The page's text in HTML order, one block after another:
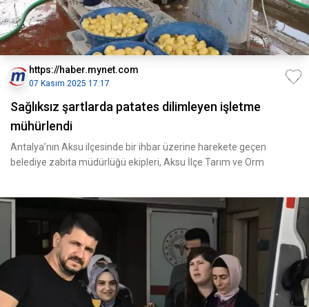
https://haber.mynet.com
07 Kasım 2025 17:17
Sağlıksız şartlarda patates dilimleyen işletme
mühürlendi
Antalya’nın Aksu ilçesinde bir ihbar üzerine harekete geçen
belediye zabıta müdürlüğü ekipleri, Aksu İlçe Tarım ve Orm